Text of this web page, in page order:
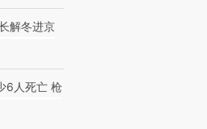
解冬进京
6人死亡 枪